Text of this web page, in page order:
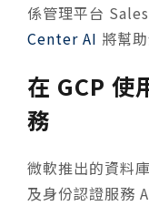
係管理平台
Center AI 將幫
在 GCP
務
微軟推出的資料
及身份認證服務